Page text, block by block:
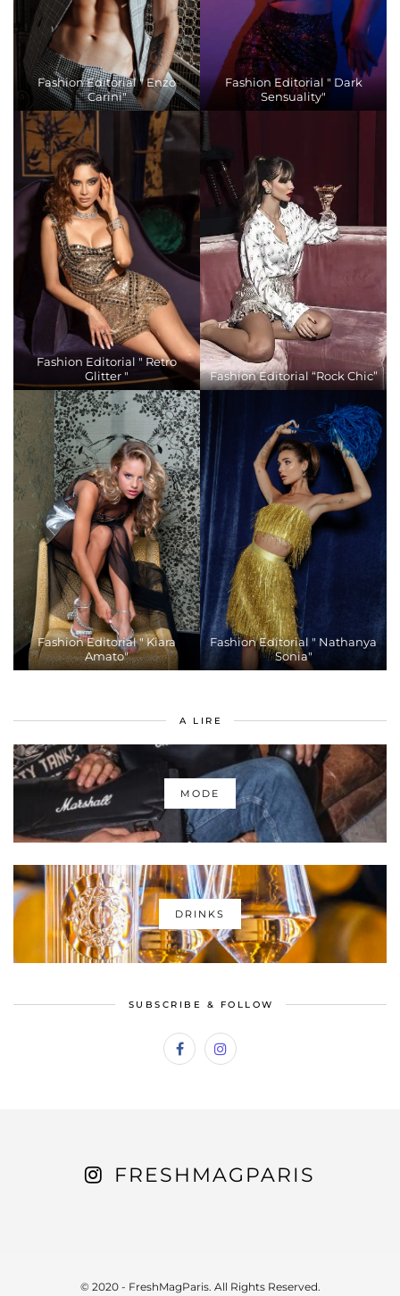
Fashion Editorial " Enzo
Carini"
Fashion Editorial " Dark
Sensuality"
Fashion Editorial " Retro
Glitter "
Fashion Editorial “Rock Chic”
Fashion Editorial " Kiara
Amato"
Fashion Editorial " Nathanya
Sonia"
A LIRE
MODE
DRINKS
SUBSCRIBE & FOLLOW
FRESHMAGPARIS
© 2020 - FreshMagParis. All Rights Reserved.